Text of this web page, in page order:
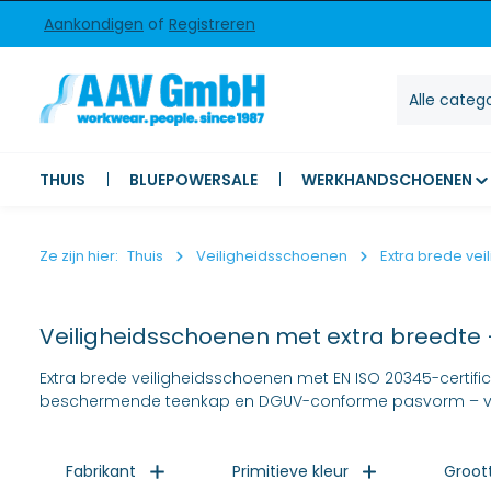
en naar de inhoud gaan
Naar zoeken springen
Ga naar hoofdnavigatie
Aankondigen of Registreren
Alle
THUIS BLUEPOWERSALE WERKHANDSCHOENEN
Ze zijn hier: Thuis Veiligheidsschoenen Extra brede
Veiligheidsschoenen met extra
Extra brede veiligheidsschoenen met EN ISO 20345-
beschermende teenkap en DGUV-conforme pasvorm
Fabrikant Primitieve kleur